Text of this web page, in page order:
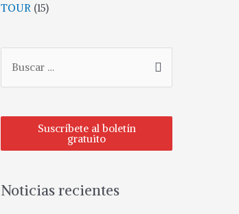
TOUR (15)
Suscríbete al boletín
gratuito
Noticias recientes